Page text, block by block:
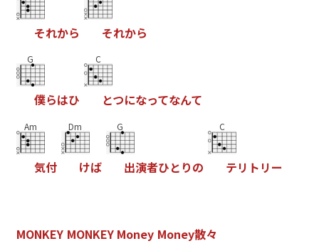
それから それから
G
僕らはひ
C
とつになってなんて
Am
気付
Dm
けば
G
出演者ひと りの
C
テリ ト リー
MONKEY MONKEY Money Money散々